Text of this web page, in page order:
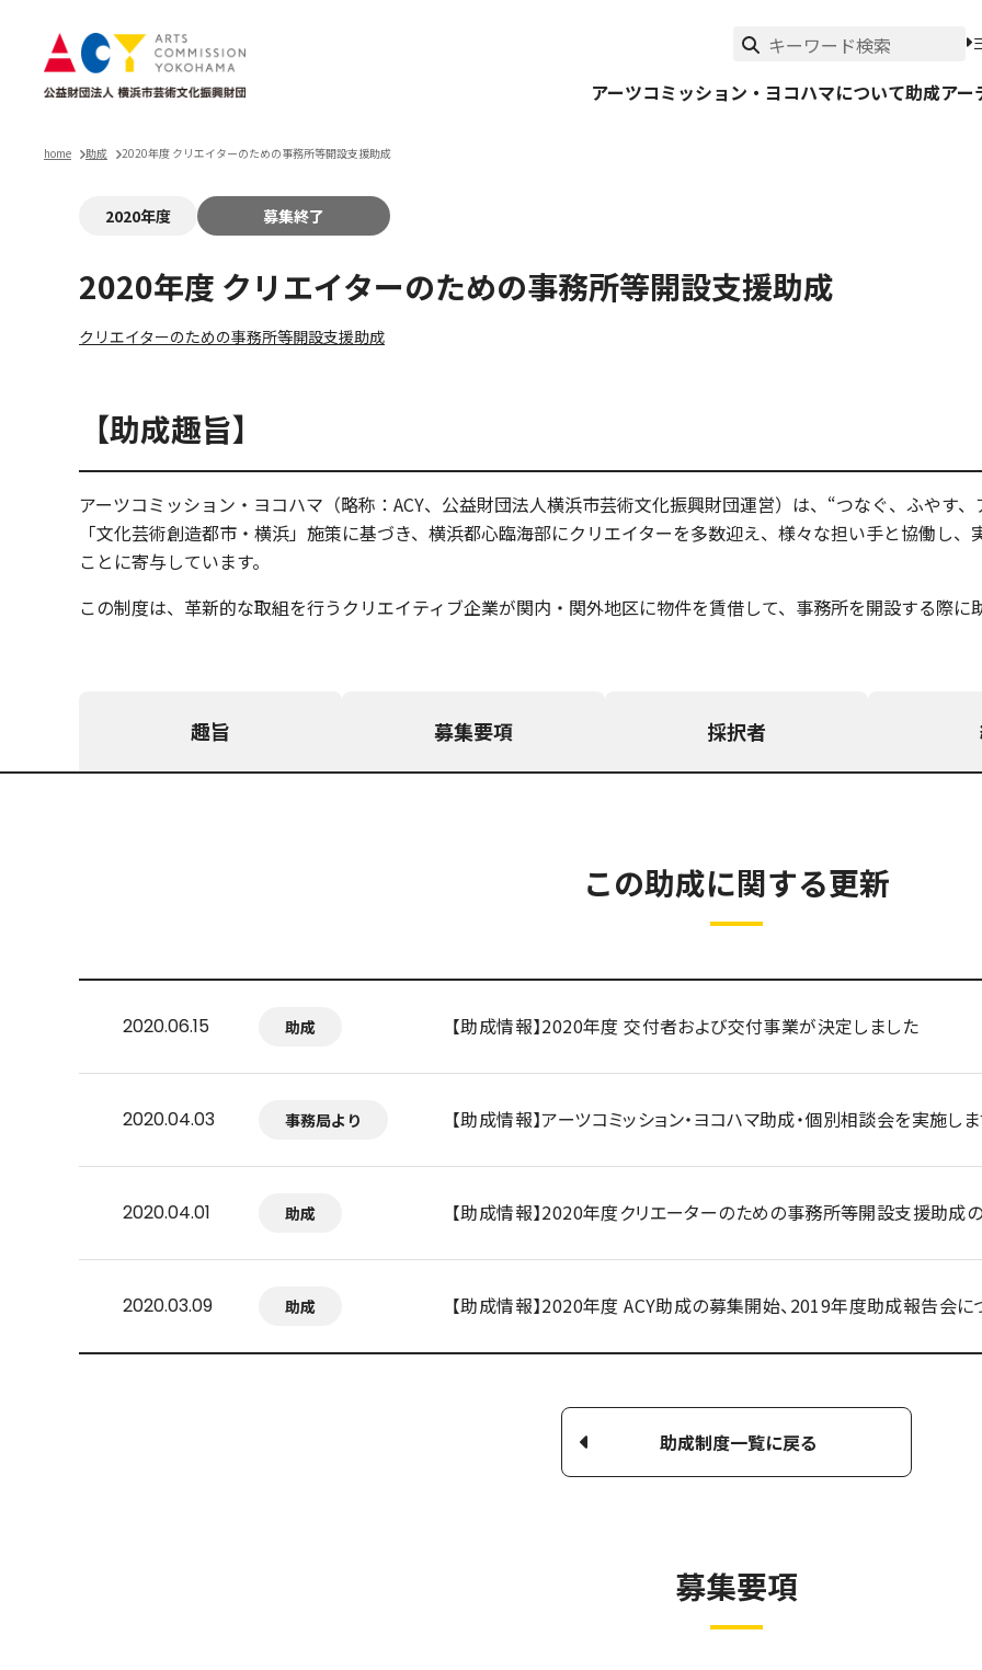
アーツコミッション・ヨコハマについて助成アー
home 助成 2020年度 クリエイターのための事務所等開設支援助成
2020年度 募集終了
2020年度 クリエイターのための事務所等開設支援助成
クリエイターのための事務所等開設支援助成
【助成趣旨】
アーツコミッション・ヨコハマ（略称：ACY、公益財団法人横浜市芸術文化振興財団運営）は、“つなぐ、ふやす
「文化芸術創造都市・横浜」施策に基づき、横浜都心臨海部にクリエイターを多数迎え、様々な担い手と協働し
ことに寄与しています。
この制度は、革新的な取組を行うクリエイティブ企業が関内・関外地区に物件を賃借して、事務所を開設する際に
趣旨 募集要項 採択者
この助成に関する更新
2020.06.15 助成 【助成情報】2020年度 交付者および交付事業が決定しました
2020.04.03 事務局より 【助成情報】アーツコミッション・ヨコハマ助成・個別相談会を実施しま
2020.04.01 助成 【助成情報】2020年度クリエーターのための事務所等開設支援助成
2020.03.09 助成 【助成情報】2020年度 ACY助成の募集開始、2019年度助成報告会に
助成制度一覧に戻る
募集要項